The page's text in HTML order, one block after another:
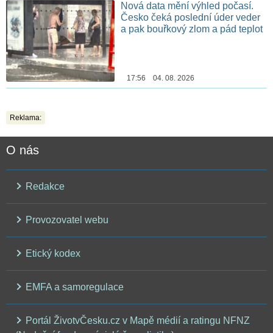
Nová data mění výhled počasí.
Česko čeká poslední úder veder
a pak bouřkový zlom a pád teplot
17:56 04. 08. 2026
Reklama:
O nás
Redakce
Provozovatel webu
Etický kodex
EMFA a samoregulace
Portál ŽivotvČesku.cz v Mapě médií a ratingu NFNZ